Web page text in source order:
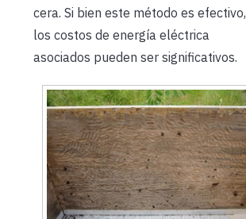
cera. Si bien este método es efectivo,
los costos de energía eléctrica
asociados pueden ser significativos.